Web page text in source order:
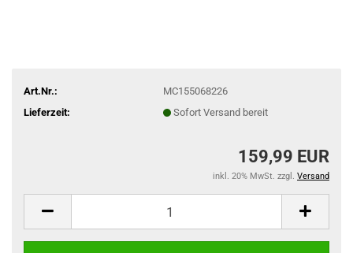
Art.Nr.:
MC155068226
Lieferzeit:
Sofort Versand bereit
159,99 EUR
inkl. 20% MwSt. zzgl. Versand